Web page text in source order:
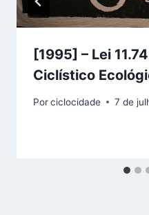
[1995] – Lei
Ciclístico
Porciclocidade 7 de